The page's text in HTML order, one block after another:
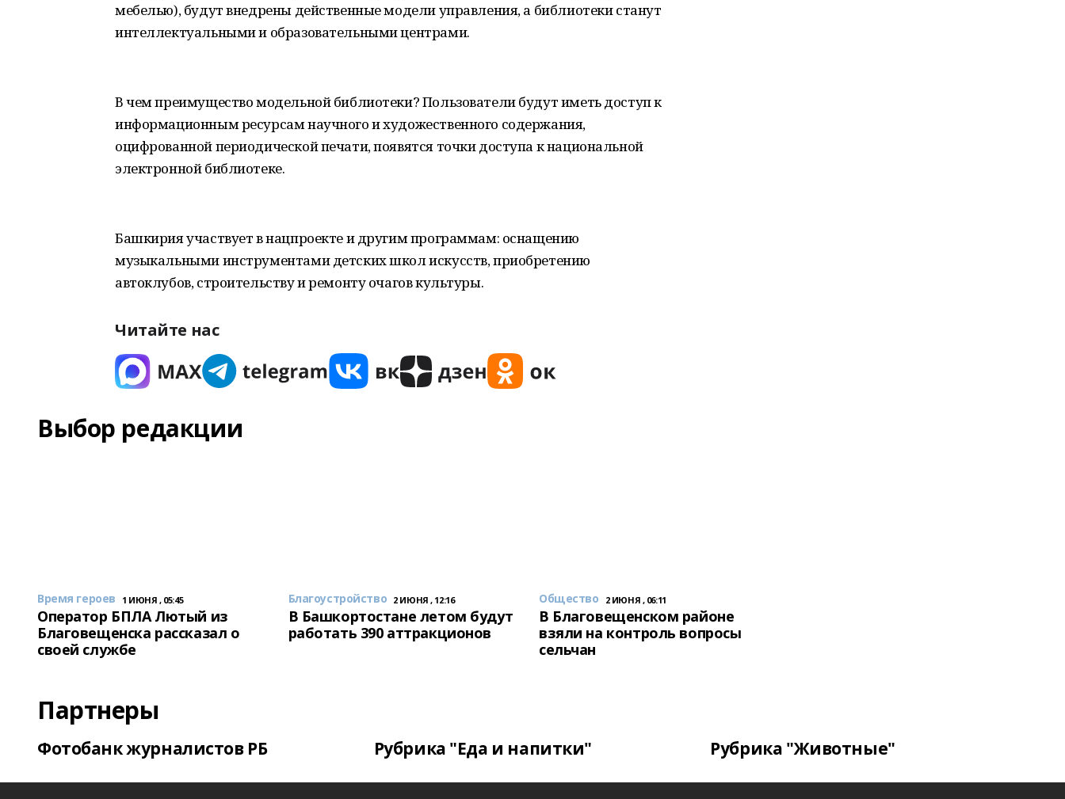
мебелью), будут внедрены действенные модели управления, а библиотеки станут
интеллектуальными и образовательными центрами.
В чем преимущество модельной библиотеки? Пользователи будут иметь доступ к
информационным ресурсам научного и художественного содержания,
оцифрованной периодической печати, появятся точки доступа к национальной
электронной библиотеке.
Башкирия участвует в нацпроекте и другим программам: оснащению
музыкальными инструментами детских школ искусств, приобретению
автоклубов, строительству и ремонту очагов культуры.
Читайте нас
Выбор редакции
Время героев 1 ИЮНЯ , 05:45
Оператор БПЛА Лютый из
Благовещенска рассказал о
своей службе
Благоустройство 2 ИЮНЯ , 12:16
В Башкортостане летом будут
работать 390 аттракционов
Общество 2 ИЮНЯ , 06:11
В Благовещенском районе
взяли на контроль вопросы
сельчан
Партнеры
Фотобанк журналистов РБ Рубрика "Еда и напитки" Рубрика "Животные"